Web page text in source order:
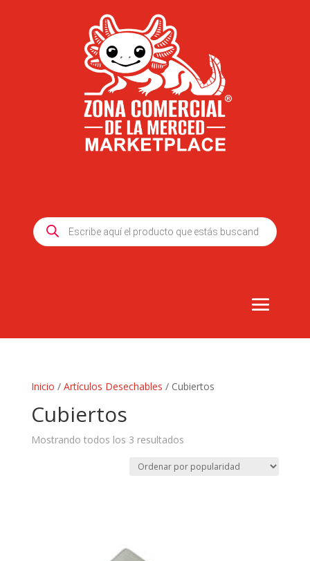
Products
search
Inicio / Artículos Desechables / Cubiertos
Cubiertos
Mostrando todos los 3 resultadosSorted
popularity